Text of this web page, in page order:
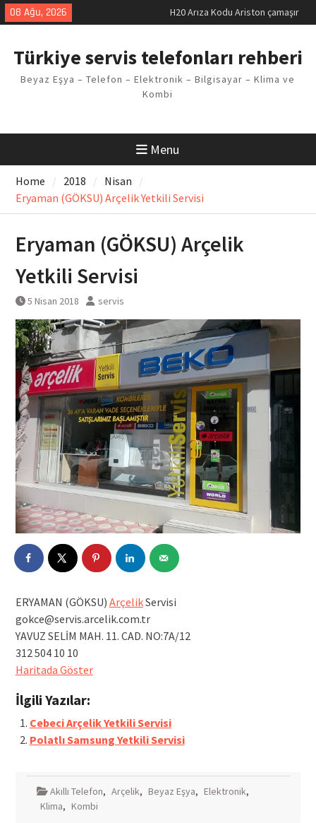
Skip
to
08 Ağu, 2026
H20 Arıza Kodu Ariston çamaşır
makinesi Sorunu
Arçelik buzdolabı F5 Hatası
Vaillant çamaşır makinesi E03
Arıza Kodu
Türkiye servis telefonları rehberi
Beyaz Eşya – Telefon – Elektronik – Bilgisayar – Klima ve
Kombi
Menu
Home 2018
Nisan
Eryaman (GÖKSU) Arçelik Yetkili Servisi
Eryaman (GÖKSU) Arçelik
Yetkili Servisi
5 Nisan 2018 servis
ERYAMAN (GÖKSU) ArçelikServisi
gokce@servis.arcelik.com.tr
YAVUZ SELİM MAH. 11. CAD. NO:7A/12
312 504 10 10
Haritada Göster
İlgili Yazılar:
Cebeci Arçelik Yetkili Servisi
Polatlı Samsung Yetkili Servisi
Akıllı Telefon, Arçelik, Beyaz Eşya, Elektronik,
Klima, Kombi